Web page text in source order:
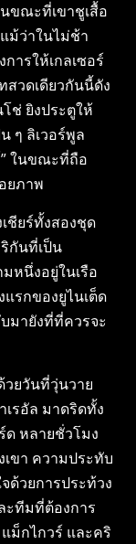
ขณะที่เขาชูเสื้อ
ม้ว่าในไม่ช้า
การให้เกลเซอร์
สวดเดียวกันนี้ดัง
ช่ ยิงประตูให้
ๆ ลิเวอร์พูล
ในขณะที่ถือ
ยภาพ
ชียร์ทั้งสองชุด
กันที่เป็น
หนึ่งอยู่ในเรือ
รกของยูไนเต็ด
มายังที่ที่ควรจะ
ยวันที่วุ่นวาย
รอัล มาดริดทั้ง
ด หลายชั่วโมง
ขา ความประทับ
ด้วยการประท้วง
ะทีมที่ต้องการ
ม็กไกวร์ และคริ